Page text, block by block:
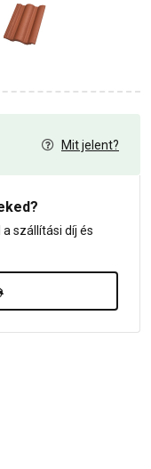
Mit jelent?
szállítási díj és